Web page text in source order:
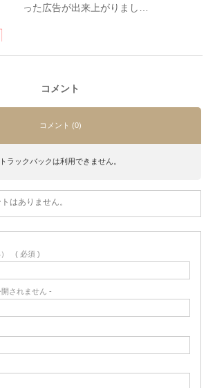
った広告が出来上がりまし…
コメント
コメント (0)
トラックバックは利用できません。
はありません。
( 必須 )
されません -